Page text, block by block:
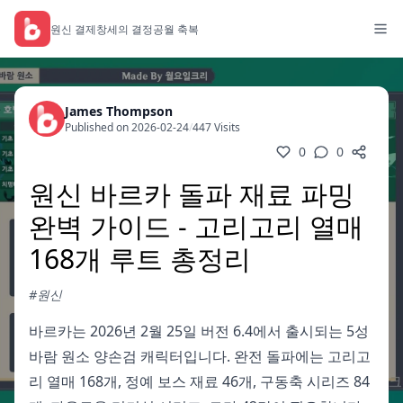
원신 결제창세의 결정공월 축복
James Thompson
Published on 2026-02-24/447 Visits
0 0
원신 바르카 돌파 재료 파밍
완벽 가이드 - 고리고리 열매
168개 루트 총정리
#원신
바르카는 2026년 2월 25일 버전 6.4에서 출시되는 5성
바람 원소 양손검 캐릭터입니다. 완전 돌파에는 고리고
리 열매 168개, 정예 보스 재료 46개, 구동축 시리즈 84